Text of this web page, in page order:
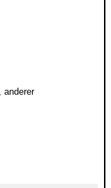
anderer